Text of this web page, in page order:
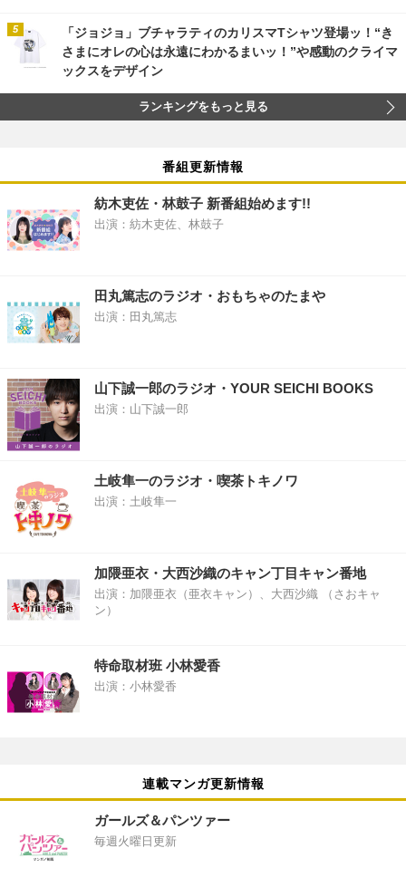
「ジョジョ」ブチャラティのカリスマTシャツ登場ッ！“き
さまにオレの心は永遠にわかるまいッ！”や感動のクライマ
ックスをデザイン
ランキングをもっと見る
番組更新情報
紡木吏佐・林鼓子 新番組始めます!!
出演：紡木吏佐、林鼓子
田丸篤志のラジオ・おもちゃのたまや
出演：田丸篤志
山下誠一郎のラジオ・YOUR SEICHI BOOKS
出演：山下誠一郎
土岐隼一のラジオ・喫茶トキノワ
出演：土岐隼一
加隈亜衣・大西沙織のキャン丁目キャン番地
出演：加隈亜衣（亜衣キャン）、大西沙織 （さおキャ
ン）
特命取材班 小林愛香
出演：小林愛香
連載マンガ更新情報
ガールズ＆パンツァー
毎週火曜日更新